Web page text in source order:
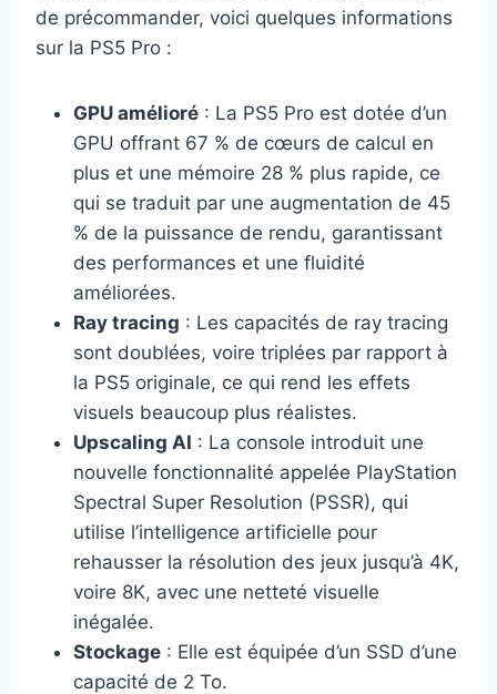
de précommander, voici quelques informations
sur la PS5 Pro :
GPU amélioré : La PS5 Pro est dotée d’un
GPU offrant 67 % de cœurs de calcul en
plus et une mémoire 28 % plus rapide, ce
qui se traduit par une augmentation de 45
% de la puissance de rendu, garantissant
des performances et une fluidité
améliorées.
Ray tracing : Les capacités de ray tracing
sont doublées, voire triplées par rapport à
la PS5 originale, ce qui rend les effets
visuels beaucoup plus réalistes.
Upscaling AI : La console introduit une
nouvelle fonctionnalité appelée PlayStation
Spectral Super Resolution (PSSR), qui
utilise l’intelligence artificielle pour
rehausser la résolution des jeux jusqu’à 4K,
voire 8K, avec une netteté visuelle
inégalée.
Stockage : Elle est équipée d’un SSD d’une
capacité de 2 To.